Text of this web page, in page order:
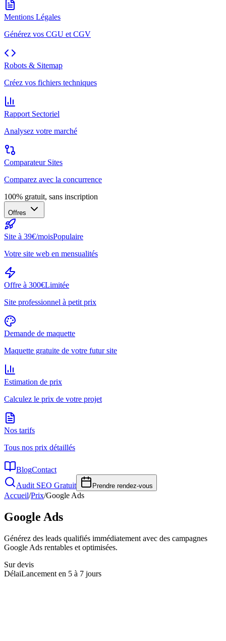
Mentions Légales
Générez vos CGU et CGV
Robots & Sitemap
Créez vos fichiers techniques
Rapport Sectoriel
Analysez votre marché
Comparateur Sites
Comparez avec la concurrence
100% gratuit, sans inscription
Offres
Site à 39€/moisPopulaire
Votre site web en mensualités
Offre à 300€Limitée
Site professionnel à petit prix
Demande de maquette
Maquette gratuite de votre futur site
Estimation de prix
Calculez le prix de votre projet
Nos tarifs
Tous nos prix détaillés
BlogContact
Audit SEO Gratuit
Prendre rendez-vous
Accueil/Prix/Google Ads
Google Ads
Générez des leads qualifiés immédiatement avec des campagnes
Google Ads rentables et optimisées.
Sur devis
DélaiLancement en 5 à 7 jours